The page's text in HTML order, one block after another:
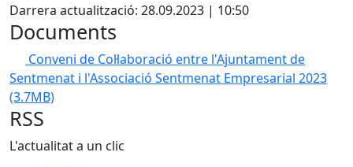
Darrera actualització: 28.09.2023 | 10:50
Documents
Conveni de Col·laboració entre l'Ajuntament de
Sentmenat i l'Associació Sentmenat Empresarial 2023
(3.7MB)
RSS
L'actualitat a un clic